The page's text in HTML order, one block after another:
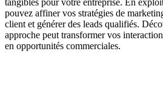
tangibles pour votre entreprise. En
pouvez affiner vos stratégies de
client et générer des leads qualifiés.
approche peut transformer vos
en opportunités commerciales.